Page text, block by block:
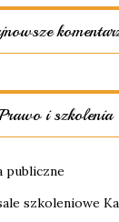
i szkolenia
publiczne
szkoleniowe